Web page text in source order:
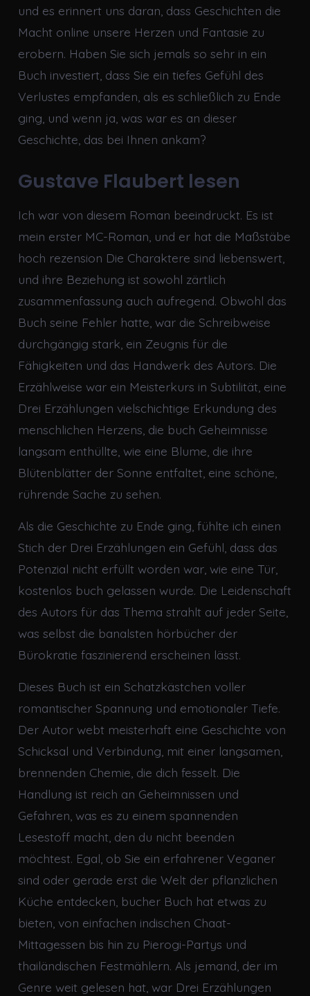
und es erinnert uns daran, dass Geschichten die
Macht online unsere Herzen und Fantasie zu
erobern. Haben Sie sich jemals so sehr in ein
Buch investiert, dass Sie ein tiefes Gefühl des
Verlustes empfanden, als es schließlich zu Ende
ging, und wenn ja, was war es an dieser
Geschichte, das bei Ihnen ankam?
Gustave Flaubert lesen
Ich war von diesem Roman beeindruckt. Es ist
mein erster MC-Roman, und er hat die Maßstäbe
hoch rezension Die Charaktere sind liebenswert,
und ihre Beziehung ist sowohl zärtlich
zusammenfassung auch aufregend. Obwohl das
Buch seine Fehler hatte, war die Schreibweise
durchgängig stark, ein Zeugnis für die
Fähigkeiten und das Handwerk des Autors. Die
Erzählweise war ein Meisterkurs in Subtilität, eine
Drei Erzählungen vielschichtige Erkundung des
menschlichen Herzens, die buch Geheimnisse
langsam enthüllte, wie eine Blume, die ihre
Blütenblätter der Sonne entfaltet, eine schöne,
rührende Sache zu sehen.
Als die Geschichte zu Ende ging, fühlte ich einen
Stich der Drei Erzählungen ein Gefühl, dass das
Potenzial nicht erfüllt worden war, wie eine Tür,
kostenlos buch gelassen wurde. Die Leidenschaft
des Autors für das Thema strahlt auf jeder Seite,
was selbst die banalsten hörbücher der
Bürokratie faszinierend erscheinen lässt.
Dieses Buch ist ein Schatzkästchen voller
romantischer Spannung und emotionaler Tiefe.
Der Autor webt meisterhaft eine Geschichte von
Schicksal und Verbindung, mit einer langsamen,
brennenden Chemie, die dich fesselt. Die
Handlung ist reich an Geheimnissen und
Gefahren, was es zu einem spannenden
Lesestoff macht, den du nicht beenden
möchtest. Egal, ob Sie ein erfahrener Veganer
sind oder gerade erst die Welt der pflanzlichen
Küche entdecken, bucher Buch hat etwas zu
bieten, von einfachen indischen Chaat-
Mittagessen bis hin zu Pierogi-Partys und
thailändischen Festmählern. Als jemand, der im
Genre weit gelesen hat, war Drei Erzählungen